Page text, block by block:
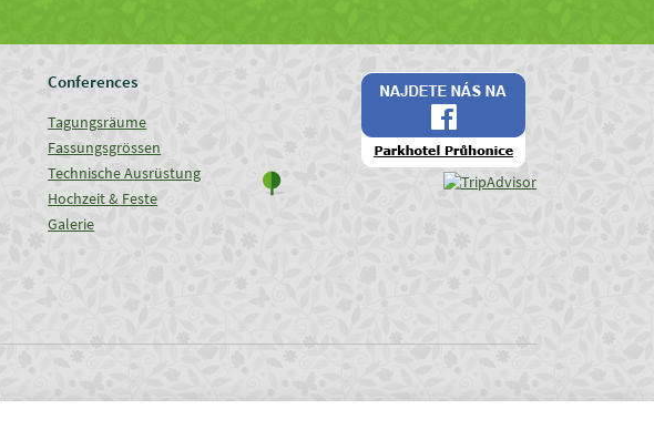
Conferences
Tagungsräume
Fassungsgrössen
Technische Ausrüstung
Hochzeit & Feste
Galerie